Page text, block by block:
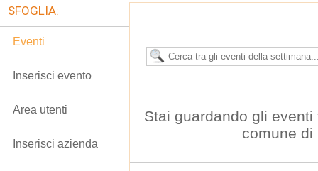
Stai guardando gli
comune di
SFOGLIA:
Eventi
Inserisci evento
Area utenti
Inserisci azienda